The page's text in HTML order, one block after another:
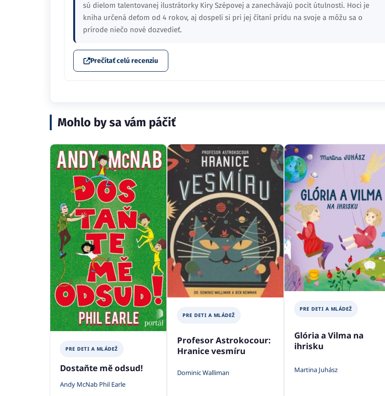
sú dielom talentovanej ilustrátorky Kiry Szépovej a zanechávajú pocit útulnosti. Hoci je
kniha určená deťom od 4 rokov, aj dospelí si pri jej čítaní prídu na svoje a môžu sa o
prírode niečo nové dozvedieť.
Prečítať celú recenziu
Mohlo by sa vám páčiť
PRE DETI A MLÁDEŽ
Dostaňte mě odsud!
Andy McNab Phil Earle
PRE DETI A MLÁDEŽ
Profesor Astrokocour:
Hranice vesmíru
Dominic Walliman
PRE DETI A MLÁDEŽ
Glória a Vilma na
ihrisku
Martina Juhász